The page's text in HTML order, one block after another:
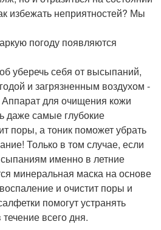
избежать неприятностей? Мы
погоду появляются
уберечь себя от высыпаний,
и загрязненным воздухом -
для очищения кожи
даже самые глубокие
поры, а тоник поможет убрать
Только в том случае, если
именно в летние
минеральная маска на основе
и очистит поры и
помогут устранять
всего дня.